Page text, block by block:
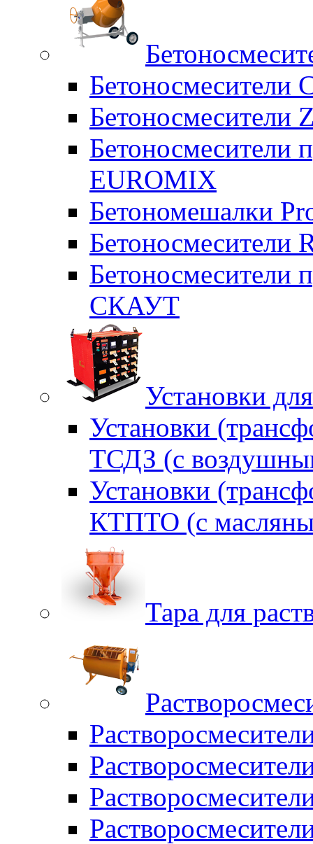
Бетоносмесители
Бетоносмесители
Бетоносмесители
EUROMIX
Бетономешалки
Бетоносмесители
Бетоносмесители
СКАУТ
Установки
Установки
ТСДЗ (c
Установки
КТПТО (c
Тара для